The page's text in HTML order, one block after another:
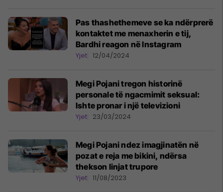
Pas thashethemeve se ka ndërprerë
kontaktet me menaxherin e tij,
Bardhi reagon në Instagram
Yjet 12/04/2024
Megi Pojani tregon historinë
personale të ngacmimit seksual:
Ishte pronar i një televizioni
Yjet 23/03/2024
Megi Pojani ndez imagjinatën në
pozat e reja me bikini, ndërsa
thekson linjat trupore
Yjet 11/08/2023